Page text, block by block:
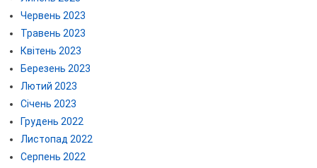
Червень 2023
Травень 2023
Квітень 2023
Березень 2023
Лютий 2023
Січень 2023
Грудень 2022
Листопад 2022
Серпень 2022